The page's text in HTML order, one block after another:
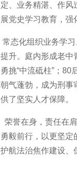
定、业务精湛、作风
展党史学习教育，
常态化组织业务学
提升。庭内形成老中
勇挑“中流砥柱”；
朝气蓬勃，成为刑事
供了坚实人才保障。
荣誉在身，责任在
勇毅前行，以更坚
护航法治焦作建设、